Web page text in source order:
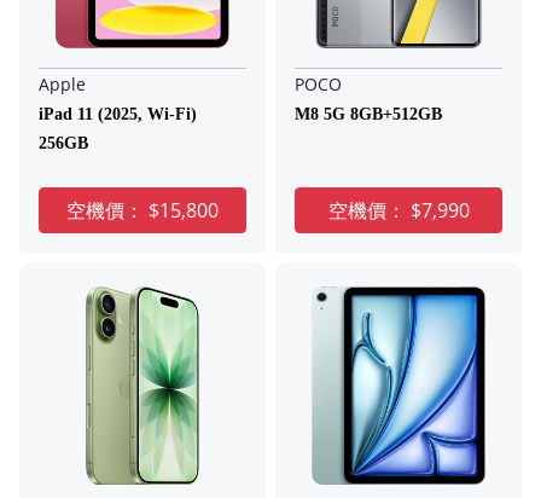
Apple
iPad 11 (2025, Wi-Fi)
256GB
空機價： $15,800
POCO
M8 5G 8GB+512GB
空機價： $7,990